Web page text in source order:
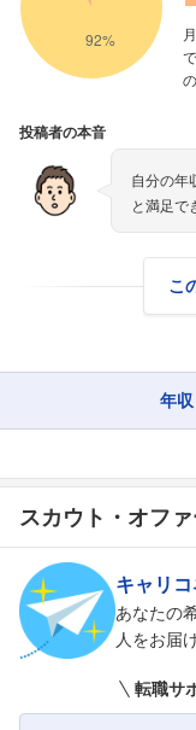
こちら
投稿者の本音
自分の年
と満足で
こ
年
スカウト・オフ
キャリ
あなたの
人をお届
転職サ